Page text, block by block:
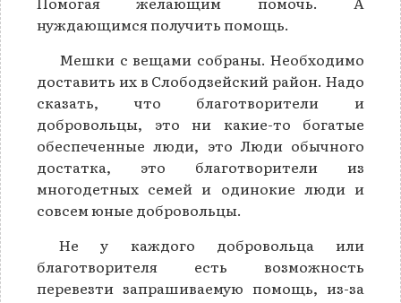
нуждающимся получить помощь.
Мешки с вещами собраны. Необходимо
доставить их в Слободзейский район. Надо
сказать, что благотворители и
добровольцы, это ни какие-то богатые
обеспеченные люди, это Люди обычного
достатка, это благотворители из
многодетных семей и одинокие люди и
совсем юные добровольцы.
Не у каждого добровольца или
благотворителя есть возможность
перевезти запрашиваемую помощь, из-за